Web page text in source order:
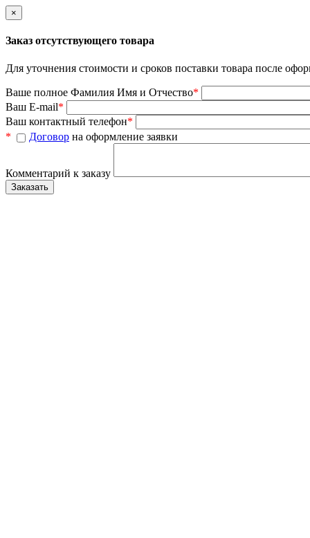
×
Заказ отсутствующего товара
Для уточнения стоимости и сроков поставки товара после
Ваше полное Фамилия Имя и Отчество*
Ваш E-mail*
Ваш контактный телефон*
*
Договор на оформление заявки
Комментарий к заказу